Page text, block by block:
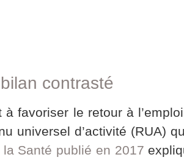
contrasté
favoriser le retour à
universel d’activité (RUA)
Santé publié en 2017